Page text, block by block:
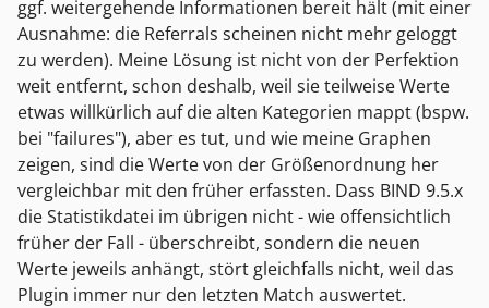
ggf. weitergehende Informationen bereit hält (mit einer
Ausnahme: die Referrals scheinen nicht mehr geloggt
zu werden). Meine Lösung ist nicht von der Perfektion
weit entfernt, schon deshalb, weil sie teilweise Werte
etwas willkürlich auf die alten Kategorien mappt (bspw.
bei "failures"), aber es tut, und wie meine Graphen
zeigen, sind die Werte von der Größenordnung her
vergleichbar mit den früher erfassten. Dass BIND 9.5.x
die Statistikdatei im übrigen nicht - wie offensichtlich
früher der Fall - überschreibt, sondern die neuen
Werte jeweils anhängt, stört gleichfalls nicht, weil das
Plugin immer nur den letzten Match auswertet.